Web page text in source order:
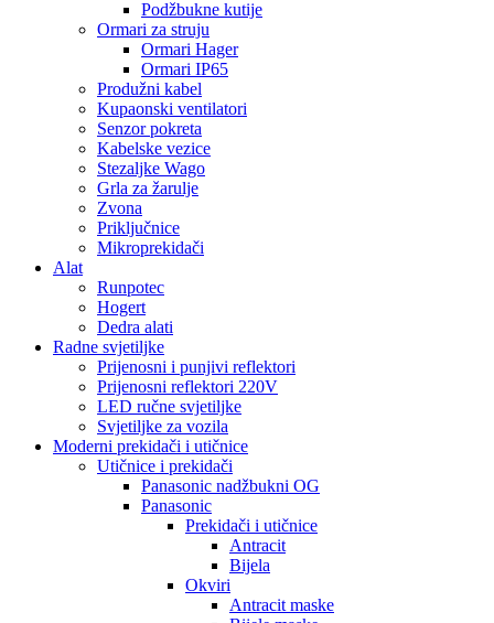
Podžbukne kutije
Ormari za struju
Ormari Hager
Ormari IP65
Produžni kabel
Kupaonski ventilatori
Senzor pokreta
Kabelske vezice
Stezaljke Wago
Grla za žarulje
Zvona
Priključnice
Mikroprekidači
Alat
Runpotec
Hogert
Dedra alati
Radne svjetiljke
Prijenosni i punjivi reflektori
Prijenosni reflektori 220V
LED ručne svjetiljke
Svjetiljke za vozila
Moderni prekidači i utičnice
Utičnice i prekidači
Panasonic nadžbukni OG
Panasonic
Prekidači i utičnice
Antracit
Bijela
Okviri
Antracit maske